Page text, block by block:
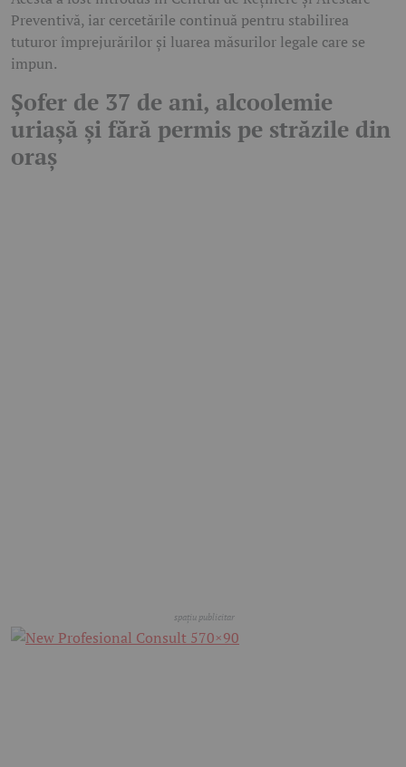
Preventivă, iar cercetările continuă pentru stabilirea
tuturor împrejurărilor și luarea măsurilor legale care se
impun.
Șofer de 37 de ani, alcoolemie
uriașă și fără permis pe străzile din
oraș